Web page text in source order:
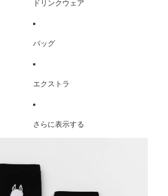
ドリンクウェア
バッグ
エクストラ
さらに表示する